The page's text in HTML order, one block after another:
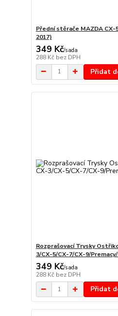
Přední stěrače MAZDA CX-
2017)
349 Kč/sada
288 Kč bez DPH
Přidat
Rozprašovací Trysky
3/CX-5/CX-7/CX-9/
349 Kč/sada
288 Kč bez DPH
Přidat